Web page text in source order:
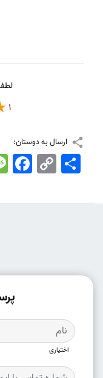
1
ارسال به دوستان:
Copy
Link
اشتراک
اختیاری